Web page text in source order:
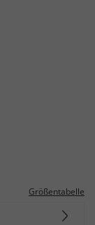
Größentabelle